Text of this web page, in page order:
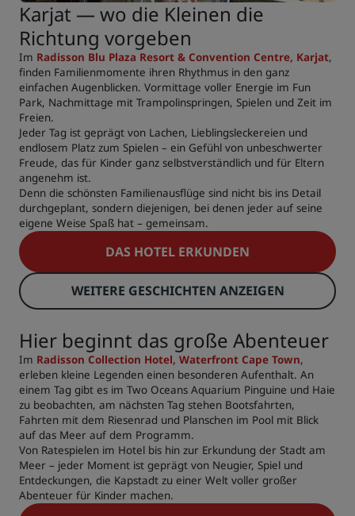
Karjat — wo die Kleinen die
Richtung vorgeben
Im Radisson Blu Plaza Resort & Convention Centre, Karjat,
finden Familienmomente ihren Rhythmus in den ganz
einfachen Augenblicken. Vormittage voller Energie im Fun
Park, Nachmittage mit Trampolinspringen, Spielen und Zeit im
Freien.
Jeder Tag ist geprägt von Lachen, Lieblingsleckereien und
endlosem Platz zum Spielen – ein Gefühl von unbeschwerter
Freude, das für Kinder ganz selbstverständlich und für Eltern
angenehm ist.
Denn die schönsten Familienausflüge sind nicht bis ins Detail
durchgeplant, sondern diejenigen, bei denen jeder auf seine
eigene Weise Spaß hat – gemeinsam.
DAS HOTEL ERKUNDEN
WEITERE GESCHICHTEN ANZEIGEN
Hier beginnt das große Abenteuer
Im Radisson Collection Hotel, Waterfront Cape Town,
erleben kleine Legenden einen besonderen Aufenthalt. An
einem Tag gibt es im Two Oceans Aquarium Pinguine und Haie
zu beobachten, am nächsten Tag stehen Bootsfahrten,
Fahrten mit dem Riesenrad und Planschen im Pool mit Blick
auf das Meer auf dem Programm.
Von Ratespielen im Hotel bis hin zur Erkundung der Stadt am
Meer – jeder Moment ist geprägt von Neugier, Spiel und
Entdeckungen, die Kapstadt zu einer Welt voller großer
Abenteuer für Kinder machen.